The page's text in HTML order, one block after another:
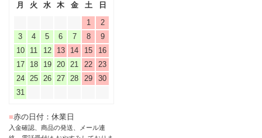
月 火 水 木 金 土
日
1
2
3
4 5 6 7 8
9
10
11 12 13 14 15
16
17
18 19 20 21 22
23
24
25 26 27 28 29
30
31
■赤の日付：休業日
入金確認、商品の発送、メール連